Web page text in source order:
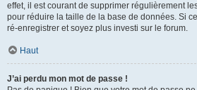
effet, il est courant de supprimer régulièrement
pour réduire la taille de la base de données. Si
ré-enregistrer et soyez plus investi sur le forum.
Haut
J’ai perdu mon mot de passe !